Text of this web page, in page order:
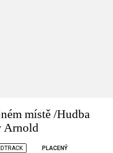
místě /Hudba
Arnold
PLACENÝ